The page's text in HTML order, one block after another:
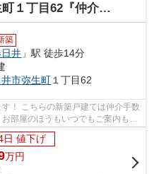
『仲介料無料』新築戸建て
築
井 」駅 徒歩14分
市弥生町１丁目62
！ こちらの新築戸建ては仲介手数
部屋のほうもいつでもご案内もさ
日 値下げ
万円